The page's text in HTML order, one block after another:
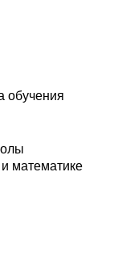
обучения
математике